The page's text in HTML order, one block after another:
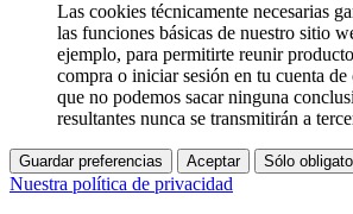
Las cookies técnicamente necesarias
las funciones básicas de nuestro sitio
ejemplo, para permitirte reunir
compra o iniciar sesión en tu cuenta
que no podemos sacar ninguna
resultantes nunca se transmitirán a
Guardar preferencias Aceptar Sólo
Nuestra política de privacidad